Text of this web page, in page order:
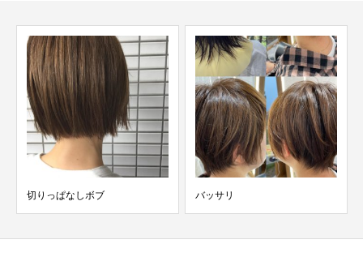
切りっぱなしボブ︎ バッサリ︎